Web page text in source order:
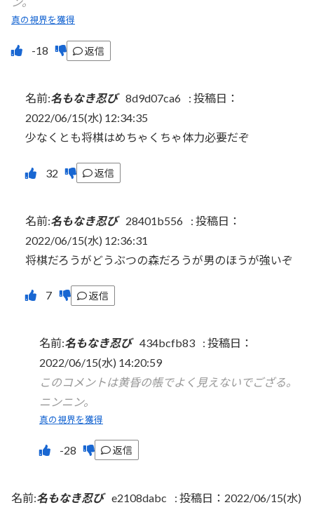
真の視界を獲得
返信
名前:名もなき忍び 8d9d07ca6 : 投稿日：
2022/06/15(水) 12:34:35
少なくとも将棋はめちゃくちゃ体力必要だぞ
返信
名前:名もなき忍び 28401b556 : 投稿日：
2022/06/15(水) 12:36:31
将棋だろうがどうぶつの森だろうが男のほうが強いぞ
返信
名前:名もなき忍び 434bcfb83 : 投稿日：
2022/06/15(水) 14:20:59
このコメントは黄昏の帳でよく見えないでござる。
ニンニン。
真の視界を獲得
返信
名前:名もなき忍び e2108dabc : 投稿日：2022/06/15(水)